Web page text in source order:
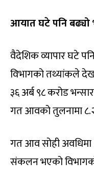
आयात घटे पनि बढ्यो
वैदेशिक व्यापार घटे
विभागको तथ्यांकले
३६ अर्ब ९८ करोड
गत आवको तुलनामा
गत आव सोही अवधिमा
संकलन भएको